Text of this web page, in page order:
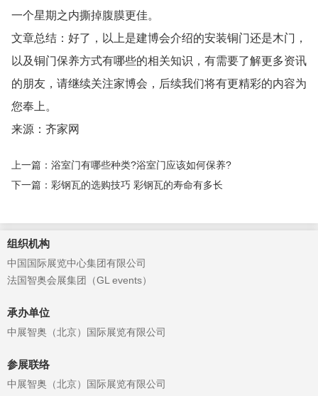
一个星期之内撕掉腹膜更佳。
文章总结：好了，以上是建博会介绍的安装铜门还是木门，
以及铜门保养方式有哪些的相关知识，有需要了解更多资讯
的朋友，请继续关注家博会，后续我们将有更精彩的内容为
您奉上。
来源：齐家网
上一篇：浴室门有哪些种类?浴室门应该如何保养?
下一篇：彩钢瓦的选购技巧 彩钢瓦的寿命有多长
组织机构
中国国际展览中心集团有限公司
法国智奥会展集团（GL events）
承办单位
中展智奥（北京）国际展览有限公司
参展联络
中展智奥（北京）国际展览有限公司